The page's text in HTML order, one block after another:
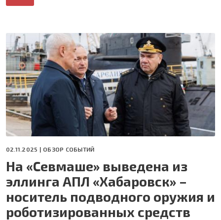
02.11.2025 | ОБЗОР СОБЫТИЙ
На «Севмаше» выведена из
эллинга АПЛ «Хабаровск» –
носитель подводного оружия и
роботизированных средств